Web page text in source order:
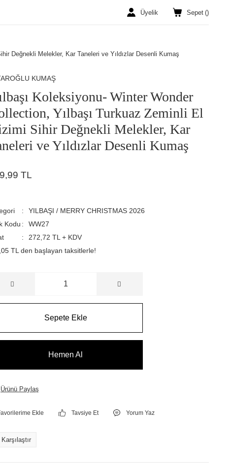
Üyelik Sepet ()
Değnekli Melekler, Kar Taneleri ve Yıldızlar Desenli Kumaş
KUMAŞ
Koleksiyonu- Winter Wonder
Yılbaşı Turkuaz Zeminli El
Sihir Değnekli Melekler, Kar
ve Yıldızlar Desenli Kumaş
TL
YILBAŞI / MERRY CHRISTMAS 2026
Kodu
WW27
272,72 TL + KDV
TL den başlayan taksitlerle!
Sepete Ekle
Hemen Al
Ürünü Paylaş
Tavsiye Et Yorum Yaz
Karşılaştır